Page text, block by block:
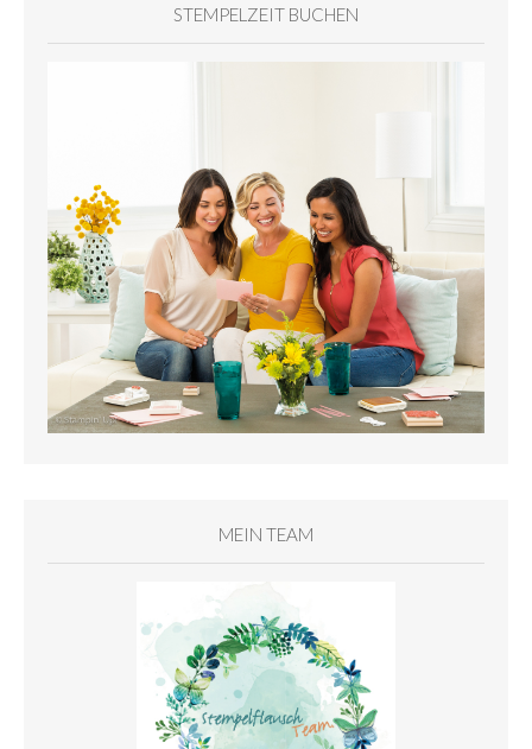
STEMPELZEIT BUCHEN
MEIN TEAM